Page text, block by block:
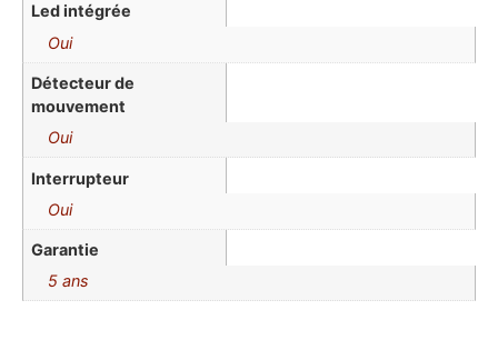
Led intégrée
Oui
Détecteur de
mouvement
Oui
Interrupteur
Oui
Garantie
5 ans